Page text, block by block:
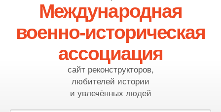
Международная
военно-историческая
ассоциация
сайт реконструкторов,
любителей истории
и увлечённых людей